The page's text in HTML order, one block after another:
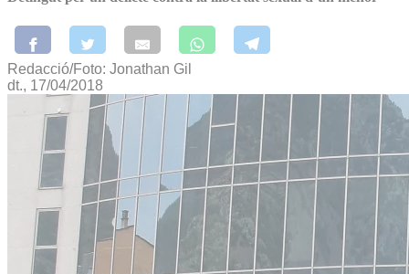
Redacció/Foto: Jonathan Gil
dt., 17/04/2018